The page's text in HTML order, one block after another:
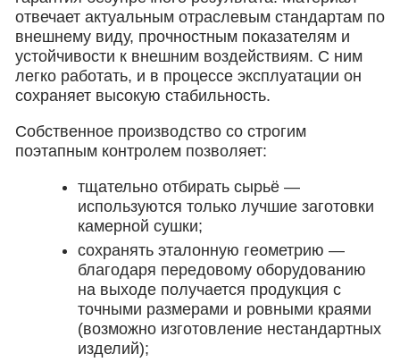
отвечает актуальным отраслевым стандартам по
внешнему виду, прочностным показателям и
устойчивости к внешним воздействиям. С ним
легко работать, и в процессе эксплуатации он
сохраняет высокую стабильность.
Собственное производство со строгим
поэтапным контролем позволяет:
тщательно отбирать сырьё —
используются только лучшие заготовки
камерной сушки;
сохранять эталонную геометрию —
благодаря передовому оборудованию
на выходе получается продукция с
точными размерами и ровными краями
(возможно изготовление нестандартных
изделий);